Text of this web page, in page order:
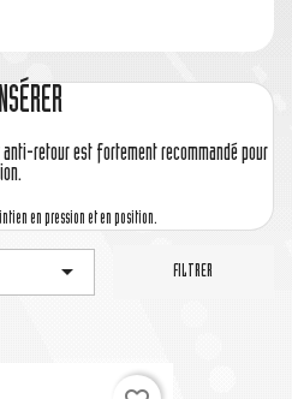
retour est fortement recommandé pour
en pression et en position.
 FILTRER